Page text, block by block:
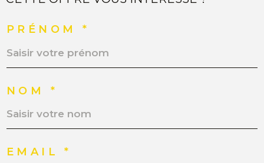
PRÉNOM *
NOM *
EMAIL *